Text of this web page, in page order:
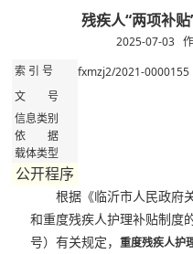
残疾人“两项补
2025-07-03 作
索 引 号 fxmzj2/2021-0000155
文 号
信息类别
依 据
载体类型
公开程序
根据《临沂市人民政府
和重度残疾人护理补贴制度
号）有关规定，重度残疾人护